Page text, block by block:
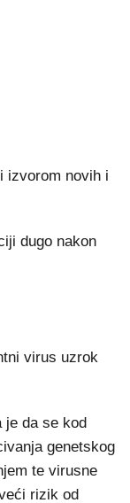
izvorom novih i
dugo nakon
virus uzrok
je da se kod
genetskog
te virusne
rizik od